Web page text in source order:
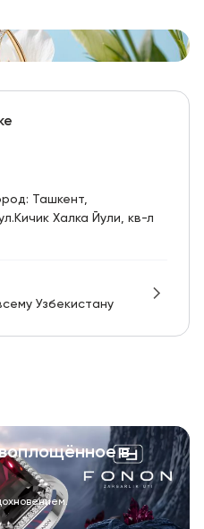
Ташкент,
Халка Йули, кв-л
Узбекистану
в